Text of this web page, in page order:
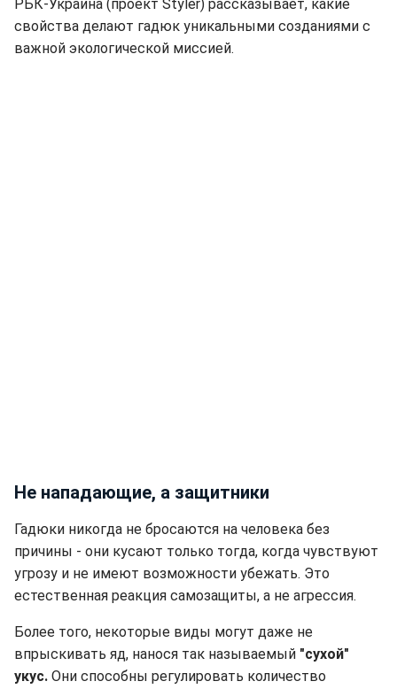
РБК-Украина (проект Styler) рассказывает, какие
свойства делают гадюк уникальными созданиями с
важной экологической миссией.
Не нападающие, а защитники
Гадюки никогда не бросаются на человека без
причины - они кусают только тогда, когда чувствуют
угрозу и не имеют возможности убежать. Это
естественная реакция самозащиты, а не агрессия.
Более того, некоторые виды могут даже не
впрыскивать яд, нанося так называемый "сухой"
укус. Они способны регулировать количество